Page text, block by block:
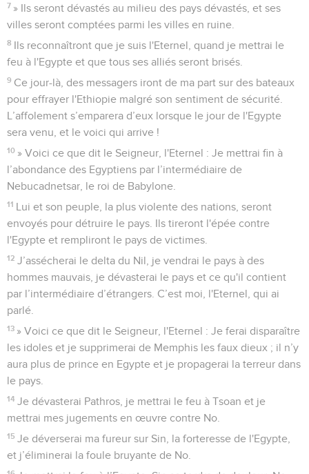
7 » Ils seront dévastés au milieu des pays dévastés, et ses
villes seront comptées parmi les villes en ruine.
8 Ils reconnaîtront que je suis l'Eternel, quand je mettrai le
feu à l'Egypte et que tous ses alliés seront brisés.
9 Ce jour-là, des messagers iront de ma part sur des bateaux
pour effrayer l'Ethiopie malgré son sentiment de sécurité.
L’affolement s’emparera d’eux lorsque le jour de l'Egypte
sera venu, et le voici qui arrive !
10 » Voici ce que dit le Seigneur, l'Eternel : Je mettrai fin à
l’abondance des Egyptiens par l’intermédiaire de
Nebucadnetsar, le roi de Babylone.
11 Lui et son peuple, la plus violente des nations, seront
envoyés pour détruire le pays. Ils tireront l'épée contre
l'Egypte et rempliront le pays de victimes.
12 J’assécherai le delta du Nil, je vendrai le pays à des
hommes mauvais, je dévasterai le pays et ce qu'il contient
par l’intermédiaire d’étrangers. C’est moi, l'Eternel, qui ai
parlé.
13 » Voici ce que dit le Seigneur, l'Eternel : Je ferai disparaître
les idoles et je supprimerai de Memphis les faux dieux ; il n’y
aura plus de prince en Egypte et je propagerai la terreur dans
le pays.
14 Je dévasterai Pathros, je mettrai le feu à Tsoan et je
mettrai mes jugements en œuvre contre No.
15 Je déverserai ma fureur sur Sin, la forteresse de l'Egypte,
et j’éliminerai la foule bruyante de No.